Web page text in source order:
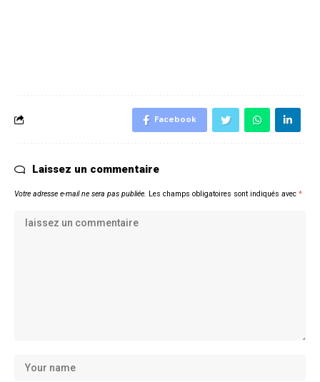
Facebook
Laissez un commentaire
Votre adresse e-mail ne sera pas publiée. Les champs obligatoires sont indiqués avec *